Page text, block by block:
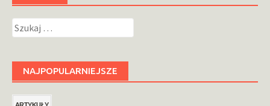
Szukaj:
NAJPOPULARNIEJSZE
ARTYKUŁY